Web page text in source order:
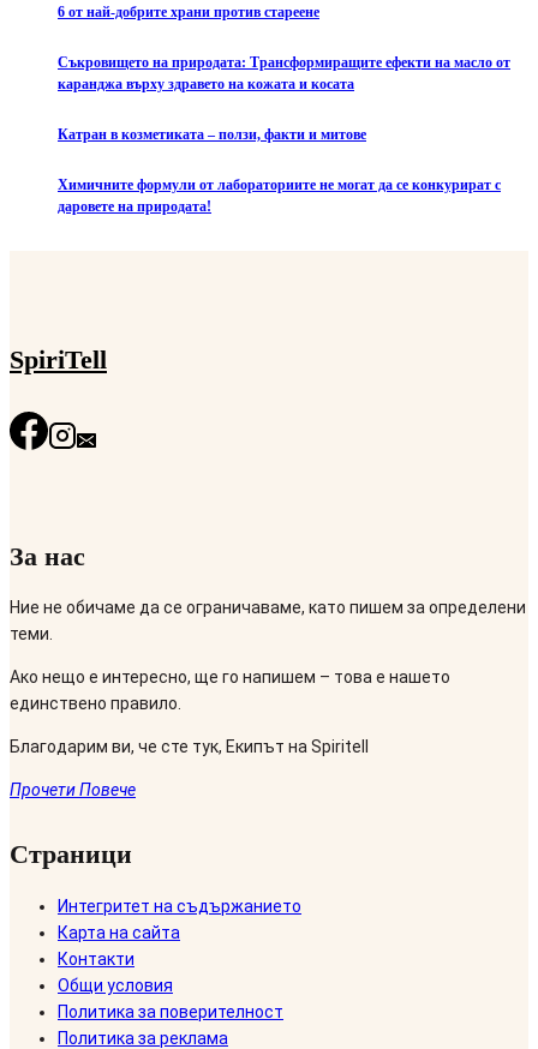
6 от най-добрите храни против стареене
Съкровището на природата: Трансформиращите ефекти на масло от
каранджа върху здравето на кожата и косата
Катран в козметиката – ползи, факти и митове
Химичните формули от лабораториите не могат да се конкурират с
даровете на природата!
SpiriTell
За нас
Ние не обичаме да се ограничаваме, като пишем за определени
теми.
Ако нещо е интересно, ще го напишем – това е нашето
единствено правило.
Благодарим ви, че сте тук, Екипът на Spiritell
Прочети Повече
Страници
Интегритет на съдържанието
Карта на сайта
Контакти
Общи условия
Политика за поверителност
Политика за реклама